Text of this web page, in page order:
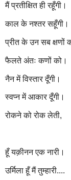
मैं प्रतीक्षित ही रहूँगी।
काल के नश्तर सहूँगी।
प्रीत के उन सब क्षणों
फैलते अंतः कणों को।
नैन में विस्तार दूँगी।
स्वप्न में आकार दूँगी।
रोकने को रोक लेती,
हूँ यक़ीनन एक नारी।
उर्मिला हूँ मैं तुम्हारी....